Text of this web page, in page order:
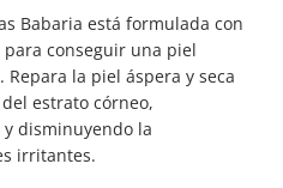
Babaria está formulada con
para conseguir una piel
la piel áspera y seca
estrato córneo,
disminuyendo la
irritantes.